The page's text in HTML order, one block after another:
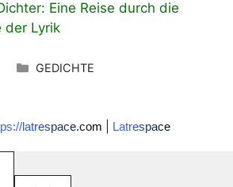
Eine Reise durch die
der Lyrik
KATEGORIEN
GEDICHTE
latrespace.com Latrespace